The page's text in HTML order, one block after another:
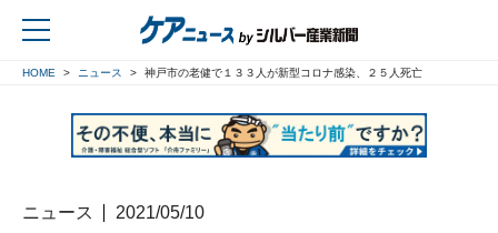
HOME ニュース 神戸市の老健で１３３人が新型コロナ感染、２５人死亡
ニュース 2021/05/10